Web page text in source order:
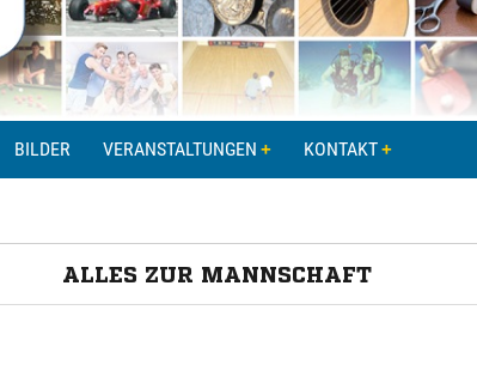
BILDER VERANSTALTUNGEN KONTAKT